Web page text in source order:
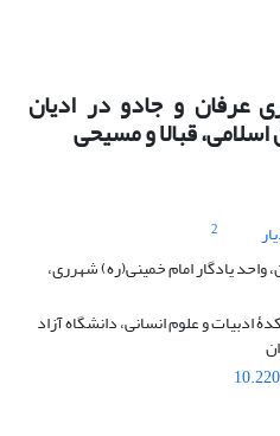
عرفان و جادو در ادیان
اسلامی، قبالا و مسیحی
2
واحد یادگار امام خمینی(ره) شهرری،
ادبیات و علوم انسانی، دانشگاه آزاد